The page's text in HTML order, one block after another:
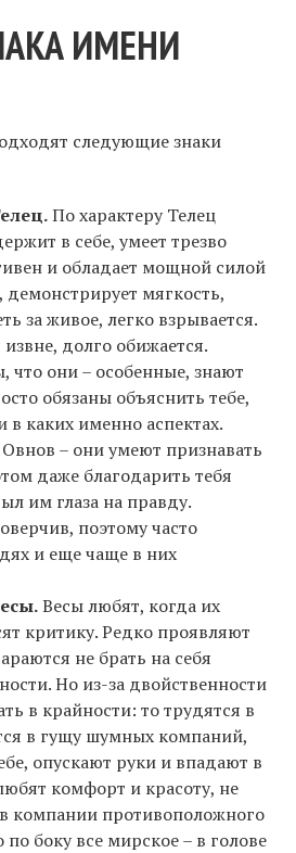
ИМЕНИ
следующие знаки
По характеру Телец
в себе, умеет трезво
и обладает мощной силой
демонстрирует мягкость,
за живое, легко взрывается.
долго обижается.
что они – особенные, знают
обязаны объяснить тебе,
в каких именно аспектах.
– они умеют признавать
даже благодарить тебя
им глаза на правду.
поэтому часто
и еще чаще в них
Весы любят, когда их
критику. Редко проявляют
не брать на себя
Но из-за двойственности
в крайности: то трудятся в
в гущу шумных компаний,
опускают руки и впадают в
комфорт и красоту, не
компании противоположного
боку все мирское – в голове